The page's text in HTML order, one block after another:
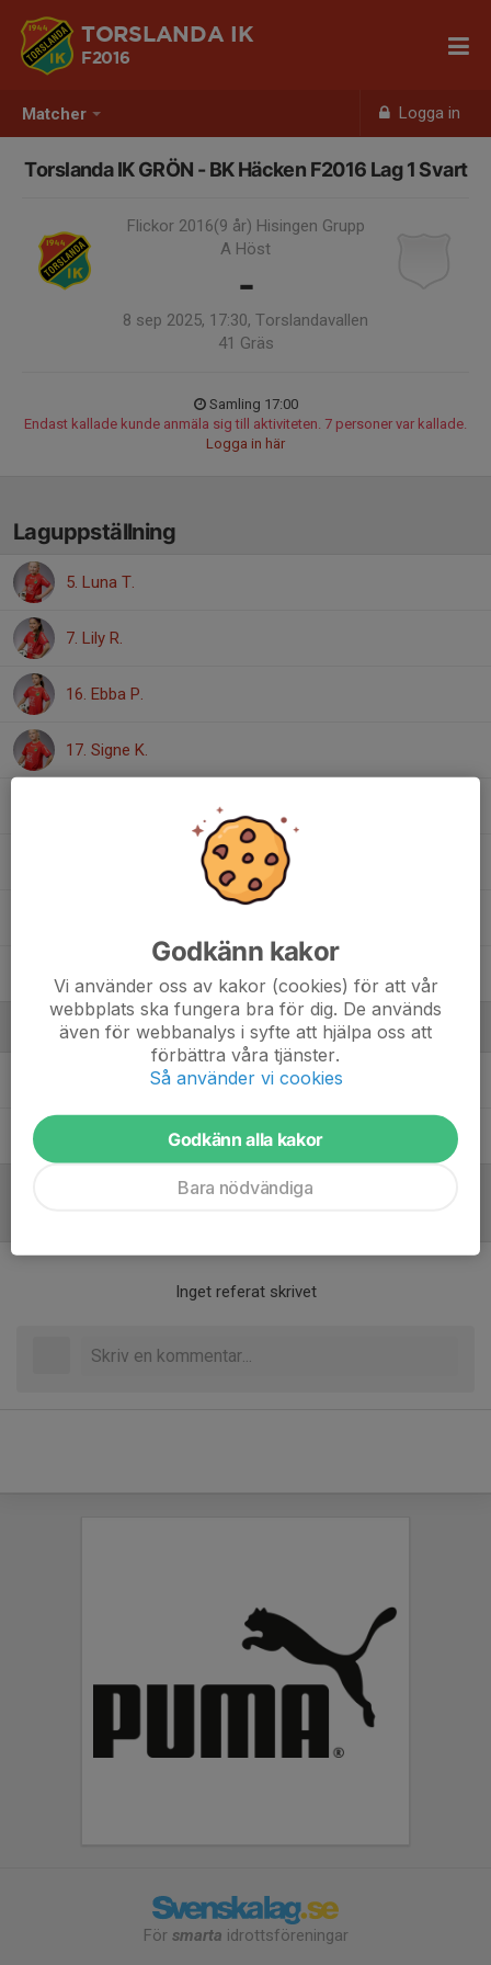
Matcher Logga in
TORSLANDA IK
F2016
Torslanda IK GRÖN - BK Häcken F2016 Lag 1 Svart
Flickor 2016(9 år) Hisingen Grupp
A Höst
-
8 sep 2025, 17:30, Torslandavallen
41 Gräs
Samling 17:00
Endast kallade kunde anmäla sig till aktiviteten. 7 personer var kallade.
Logga in här
Laguppställning
5. Luna T.
7. Lily R.
16. Ebba P.
17. Signe K.
Ledare
Karl StrandbergTräningsansvarig
Ledare
Inget referat skrivet
För smarta idrottsföreningar
Godkänn kakor
Vi använder oss av kakor (cookies) för att vår
webbplats ska fungera bra för dig. De används
även för webbanalys i syfte att hjälpa oss att
förbättra våra tjänster.
Så använder vi cookies
Godkänn alla kakor
Bara nödvändiga